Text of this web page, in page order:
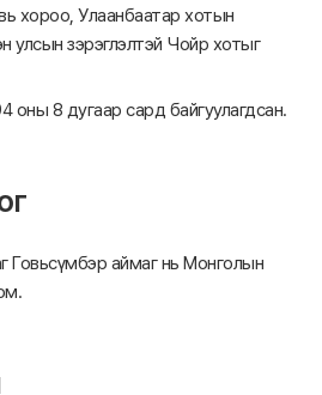
хороо, Улаанбаатар хотын
улсын зэрэглэлтэй Чойр хотыг
оны 8 дугаар сард байгуулагдсан.
Говьсүмбэр аймаг нь Монголын